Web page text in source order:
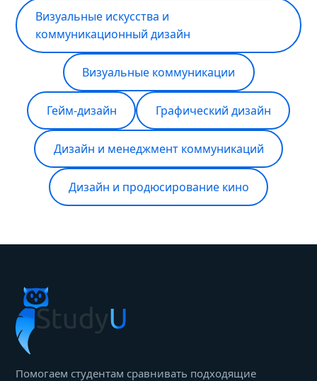
Визуальные искусства и
коммуникационный дизайн
Визуальные коммуникации
Гейм-дизайн Графический дизайн
Дизайн и менеджмент коммуникаций
Дизайн и продюсирование кино
Помогаем студентам сравнивать подходящие